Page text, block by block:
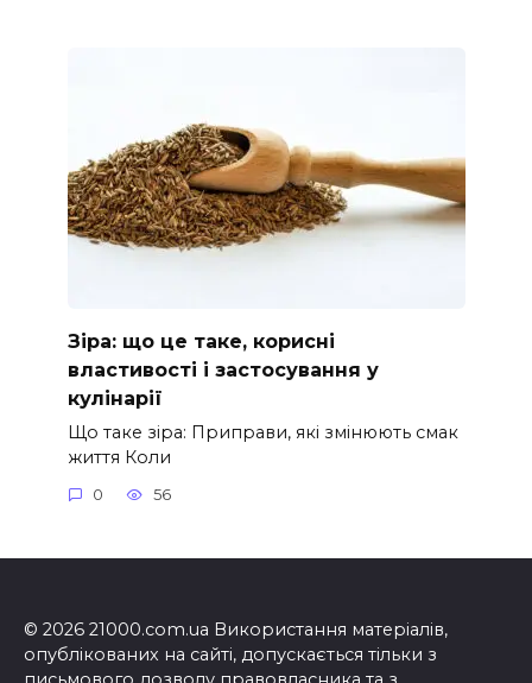
Зіра: що це таке, корисні
властивості і застосування у
кулінарії
Що таке зіра: Приправи, які змінюють смак
життя Коли
0 56
© 2026 21000.com.ua Використання матеріалів,
опублікованих на сайті, допускається тільки з